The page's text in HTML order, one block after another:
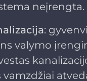
neįrengta.
:
valymo
vamzdžiai